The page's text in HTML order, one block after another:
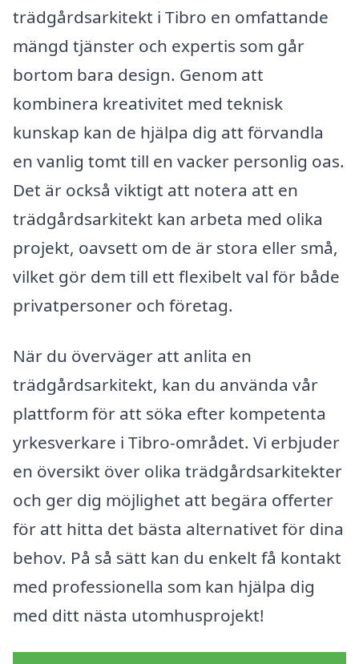
trädgårdsarkitekt i Tibro en omfattande
mängd tjänster och expertis som går
bortom bara design. Genom att
kombinera kreativitet med teknisk
kunskap kan de hjälpa dig att förvandla
en vanlig tomt till en vacker personlig oas.
Det är också viktigt att notera att en
trädgårdsarkitekt kan arbeta med olika
projekt, oavsett om de är stora eller små,
vilket gör dem till ett flexibelt val för både
privatpersoner och företag.
När du överväger att anlita en
trädgårdsarkitekt, kan du använda vår
plattform för att söka efter kompetenta
yrkesverkare i Tibro-området. Vi erbjuder
en översikt över olika trädgårdsarkitekter
och ger dig möjlighet att begära offerter
för att hitta det bästa alternativet för dina
behov. På så sätt kan du enkelt få kontakt
med professionella som kan hjälpa dig
med ditt nästa utomhusprojekt!